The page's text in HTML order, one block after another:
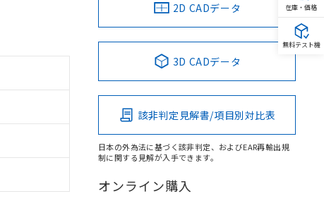
2D CADデータ
3D CADデータ
該非判定見解書/項目別対比表
日本の外為法に基づく該非判定、およびEAR再輸出規
制に関する見解が入手できます。
オンライン購入
在庫・価格
無料テスト機